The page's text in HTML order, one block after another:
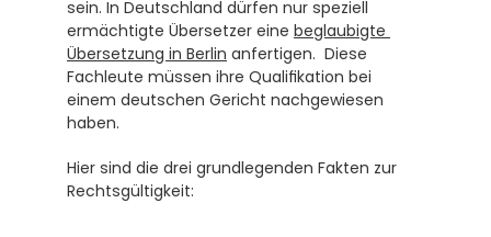
sein. In Deutschland dürfen nur speziell
ermächtigte Übersetzer eine beglaubigte
Übersetzung in Berlin anfertigen.  Diese
Fachleute müssen ihre Qualifikation bei
einem deutschen Gericht nachgewiesen
haben.
Hier sind die drei grundlegenden Fakten zur
Rechtsgültigkeit: